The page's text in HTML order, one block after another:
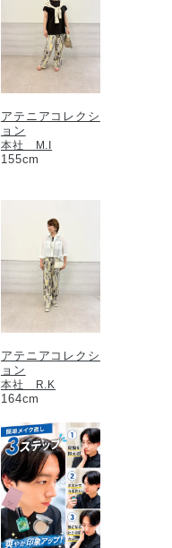
アテニアコレクシ
ョン
本社 M.I
155cm
アテニアコレクシ
ョン
本社 R.K
164cm